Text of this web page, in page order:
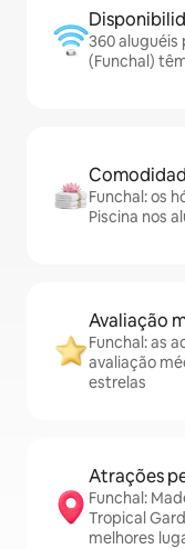
360
(Funchal)
Funchal: os
Piscina nos
Avaliação
Funchal: as
avaliação
estrelas
Atrações
Funchal:
Tropical
melhores